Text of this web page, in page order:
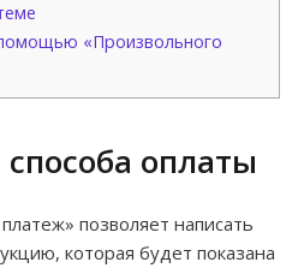
«Произвольного
оплаты
позволяет написать
которая будет показана